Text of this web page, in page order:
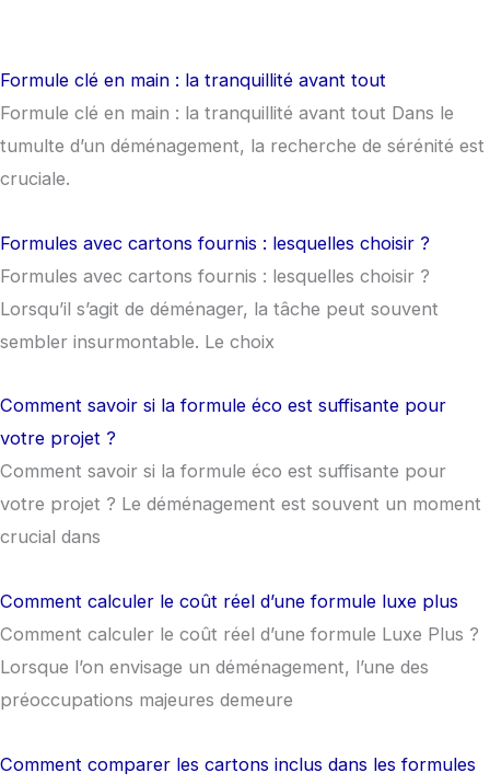
Formule clé en main : la tranquillité avant tout
Formule clé en main : la tranquillité avant tout Dans le
tumulte d’un déménagement, la recherche de sérénité est
cruciale.
Formules avec cartons fournis : lesquelles choisir ?
Formules avec cartons fournis : lesquelles choisir ?
Lorsqu’il s’agit de déménager, la tâche peut souvent
sembler insurmontable. Le choix
Comment savoir si la formule éco est suffisante pour
votre projet ?
Comment savoir si la formule éco est suffisante pour
votre projet ? Le déménagement est souvent un moment
crucial dans
Comment calculer le coût réel d’une formule luxe plus
Comment calculer le coût réel d’une formule Luxe Plus ?
Lorsque l’on envisage un déménagement, l’une des
préoccupations majeures demeure
Comment comparer les cartons inclus dans les formules